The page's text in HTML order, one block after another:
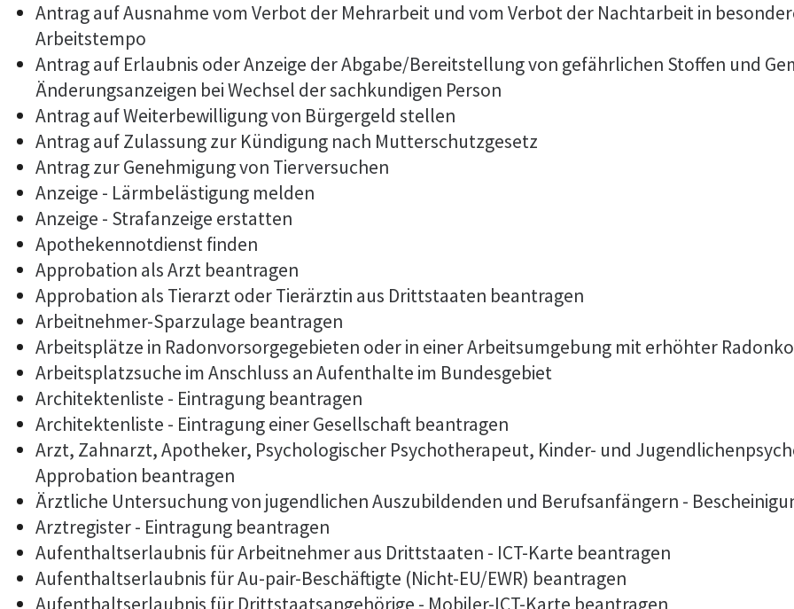
Antrag auf Ausnahme vom Verbot der Mehrarbeit und vom Verbot der Nachtarbeit in
Arbeitstempo
Antrag auf Erlaubnis oder Anzeige der Abgabe/Bereitstellung von gefährlichen Stoffen und
Änderungsanzeigen bei Wechsel der sachkundigen Person
Antrag auf Weiterbewilligung von Bürgergeld stellen
Antrag auf Zulassung zur Kündigung nach Mutterschutzgesetz
Antrag zur Genehmigung von Tierversuchen
Anzeige - Lärmbelästigung melden
Anzeige - Strafanzeige erstatten
Apothekennotdienst finden
Approbation als Arzt beantragen
Approbation als Tierarzt oder Tierärztin aus Drittstaaten beantragen
Arbeitnehmer-Sparzulage beantragen
Arbeitsplätze in Radonvorsorgegebieten oder in einer Arbeitsumgebung mit erhöhter
Arbeitsplatzsuche im Anschluss an Aufenthalte im Bundesgebiet
Architektenliste - Eintragung beantragen
Architektenliste - Eintragung einer Gesellschaft beantragen
Arzt, Zahnarzt, Apotheker, Psychologischer Psychotherapeut, Kinder- und
Approbation beantragen
Ärztliche Untersuchung von jugendlichen Auszubildenden und Berufsanfängern -
Arztregister - Eintragung beantragen
Aufenthaltserlaubnis für Arbeitnehmer aus Drittstaaten - ICT-Karte beantragen
Aufenthaltserlaubnis für Au-pair-Beschäftigte (Nicht-EU/EWR) beantragen
Aufenthaltserlaubnis für Drittstaatsangehörige - Mobiler-ICT-Karte beantragen